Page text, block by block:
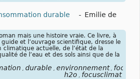
durable - Emilie de
mais une histoire vraie. Ce livre, à
et l’ouvrage scientifique, dresse le
climatique actuelle, de l’état de la
de l’eau et des sols ainsi que de la
durable environnement
h2o
focusclimat